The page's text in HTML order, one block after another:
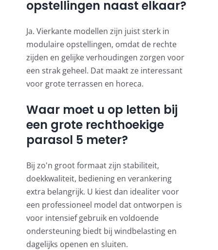
opstellingen naast elkaar?
Ja. Vierkante modellen zijn juist sterk in
modulaire opstellingen, omdat de rechte
zijden en gelijke verhoudingen zorgen voor
een strak geheel. Dat maakt ze interessant
voor grote terrassen en horeca.
Waar moet u op letten bij
een grote rechthoekige
parasol 5 meter?
Bij zo'n groot formaat zijn stabiliteit,
doekkwaliteit, bediening en verankering
extra belangrijk. U kiest dan idealiter voor
een professioneel model dat ontworpen is
voor intensief gebruik en voldoende
ondersteuning biedt bij windbelasting en
dagelijks openen en sluiten.